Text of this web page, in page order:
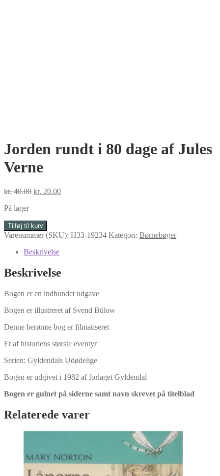
Jorden rundt i 80 dage af Jules
Verne
kr.40.00 Den
kr. 40.00.
kr. 20.00Den
På lager
Jorden
rundt
af
Jules
antal
Tilføj til kurv
Varenummer (SKU): H33-19234 Kategori: Børnebøger
Beskrivelse
Beskrivelse
Bogen er en indbundet udgave
Bogen er illustreret af Svend Bülow
Denne berømte bog er filmatiseret
Et af historiens største eventyr
Serien: Gyldendals Udødelige
Bogen er udgivet i 1982 af forlaget Gyldendal
Bogen er gulnet på siderne samt navn skrevet på titelblad
Relaterede varer